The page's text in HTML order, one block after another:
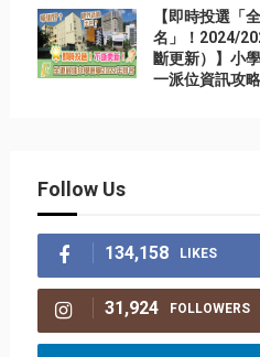
【即時投選「
名」！2024/
斷更新）】小
一派位資訊攻
Follow Us
134,158 LIKES
31,924 FOLLOWERS